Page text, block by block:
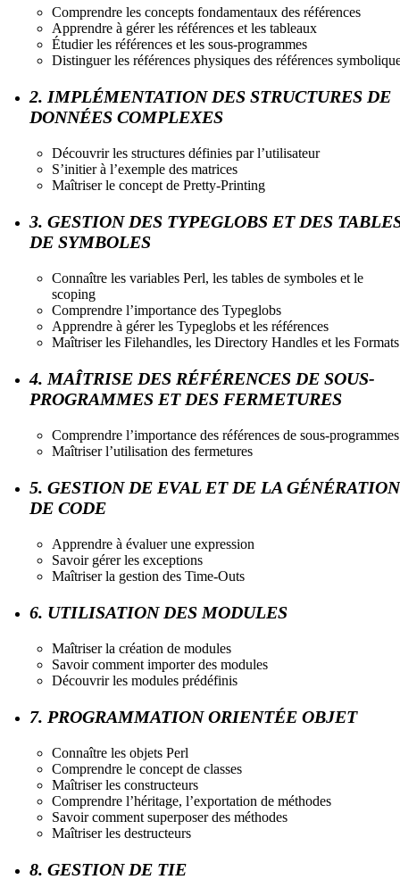
Comprendre les concepts fondamentaux des références
Apprendre à gérer les références et les tableaux
Étudier les références et les sous-programmes
Distinguer les références physiques des références
2. IMPLÉMENTATION DES STRUCTURES DE
DONNÉES COMPLEXES
Découvrir les structures définies par l’utilisateur
S’initier à l’exemple des matrices
Maîtriser le concept de Pretty-Printing
3. GESTION DES TYPEGLOBS ET DES
DE SYMBOLES
Connaître les variables Perl, les tables de symboles et le
scoping
Comprendre l’importance des Typeglobs
Apprendre à gérer les Typeglobs et les références
Maîtriser les Filehandles, les Directory Handles et les Formats
4. MAÎTRISE DES RÉFÉRENCES DE SOUS-
PROGRAMMES ET DES FERMETURES
Comprendre l’importance des références de sous-programmes
Maîtriser l’utilisation des fermetures
5. GESTION DE EVAL ET DE LA GÉNÉRATION
DE CODE
Apprendre à évaluer une expression
Savoir gérer les exceptions
Maîtriser la gestion des Time-Outs
6. UTILISATION DES MODULES
Maîtriser la création de modules
Savoir comment importer des modules
Découvrir les modules prédéfinis
7. PROGRAMMATION ORIENTÉE OBJET
Connaître les objets Perl
Comprendre le concept de classes
Maîtriser les constructeurs
Comprendre l’héritage, l’exportation de méthodes
Savoir comment superposer des méthodes
Maîtriser les destructeurs
8. GESTION DE TIE